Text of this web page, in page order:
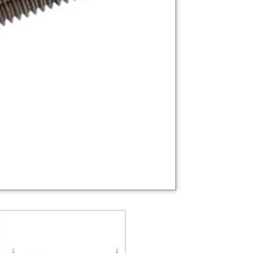
резьбой